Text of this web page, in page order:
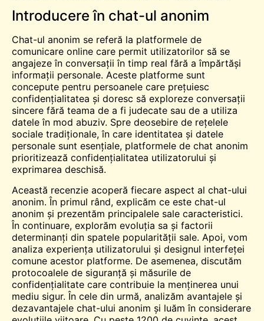
Introducere în chat-ul anonim
Chat-ul anonim se referă la platformele de
comunicare online care permit utilizatorilor să se
angajeze în conversații în timp real fără a împărtăși
informații personale. Aceste platforme sunt
concepute pentru persoanele care prețuiesc
confidențialitatea și doresc să exploreze conversații
sincere fără teama de a fi judecate sau de a utiliza
datele în mod abuziv. Spre deosebire de rețelele
sociale tradiționale, în care identitatea și datele
personale sunt esențiale, platformele de chat anonim
prioritizează confidențialitatea utilizatorului și
exprimarea deschisă.
Această recenzie acoperă fiecare aspect al chat-ului
anonim. În primul rând, explicăm ce este chat-ul
anonim și prezentăm principalele sale caracteristici.
În continuare, explorăm evoluția sa și factorii
determinanți din spatele popularității sale. Apoi, vom
analiza experiența utilizatorului și designul interfeței
comune acestor platforme. De asemenea, discutăm
protocoalele de siguranță și măsurile de
confidențialitate care contribuie la menținerea unui
mediu sigur. În cele din urmă, analizăm avantajele și
dezavantajele chat-ului anonim și luăm în considerare